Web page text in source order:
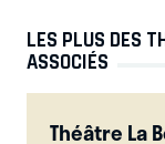
LES PLUS DES
ASSOCIÉS
Théâtre La